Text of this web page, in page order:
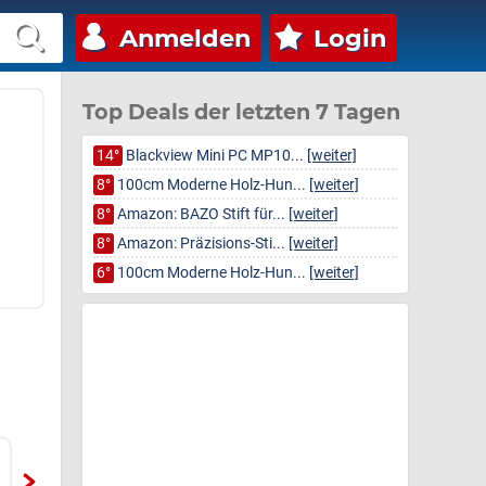
Anmelden Login
Top Deals der letzten 7 Tagen
14° Blackview Mini PC MP10... [weiter]
8° 100cm Moderne Holz-Hun... [weiter]
8° Amazon: BAZO Stift für... [weiter]
8° Amazon: Präzisions-Sti... [weiter]
6° 100cm Moderne Holz-Hun... [weiter]